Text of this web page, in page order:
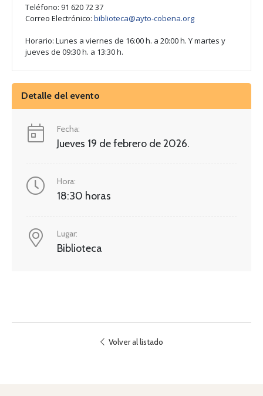
Teléfono: 91 620 72 37
Correo Electrónico: biblioteca@ayto-cobena.org
Horario: Lunes a viernes de 16:00 h. a 20:00 h. Y martes y
jueves de 09:30 h. a 13:30 h.
Detalle del evento
Fecha:
Jueves 19 de febrero de 2026.
Hora:
18:30 horas
Lugar:
Biblioteca
Volver al listado